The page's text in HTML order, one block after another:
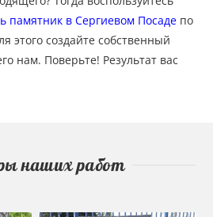
памятник в Сергиевом Посаде по
этого создайте собственный
нам. Поверьте! Результат вас
наших работ